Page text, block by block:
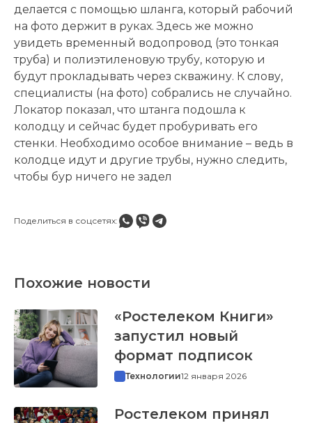
делается с помощью шланга, который рабочий
на фото держит в руках. Здесь же можно
увидеть временный водопровод (это тонкая
труба) и полиэтиленовую трубу, которую и
будут прокладывать через скважину. К слову,
специалисты (на фото) собрались не случайно.
Локатор показал, что штанга подошла к
колодцу и сейчас будет пробуривать его
стенки. Необходимо особое внимание – ведь в
колодце идут и другие трубы, нужно следить,
чтобы бур ничего не задел
Поделиться в соцсетях:
Похожие новости
«Ростелеком Книги»
запустил новый
формат подписок
Технологии12 января 2026
Ростелеком принял